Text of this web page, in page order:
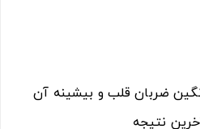
ضربان قلب و بیشینه آن
نتیجه